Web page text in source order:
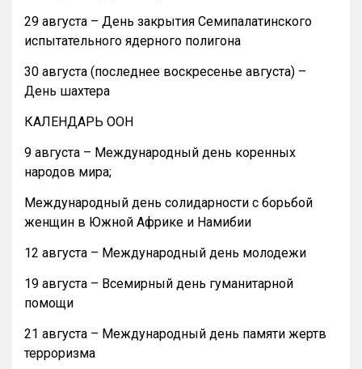
29 августа – День закрытия Семипалатинского
испытательного ядерного полигона
30 августа (последнее воскресенье августа) –
День шахтера
КАЛЕНДАРЬ ООН
9 августа – Международный день коренных
народов мира;
Международный день солидарности с борьбой
женщин в Южной Африке и Намибии
12 августа – Международный день молодежи
19 августа – Всемирный день гуманитарной
помощи
21 августа – Международный день памяти жертв
терроризма